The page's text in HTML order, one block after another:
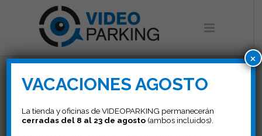
Control de
accesos
VACACIONES AGOSTO
La tienda y oficinas de VIDEOPARKING permanecerán
cerradas del 8 al 23 de agosto (ambos incluidos).
×